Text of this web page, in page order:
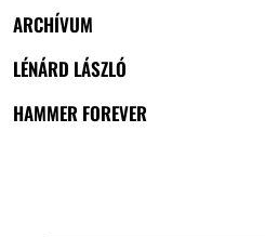
ARCHÍVUM
LÉNÁRD LÁSZLÓ
HAMMER FOREVER